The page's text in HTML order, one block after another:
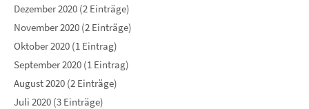
Dezember 2020 (2 Einträge)
November 2020 (2 Einträge)
Oktober 2020 (1 Eintrag)
September 2020 (1 Eintrag)
August 2020 (2 Einträge)
Juli 2020 (3 Einträge)